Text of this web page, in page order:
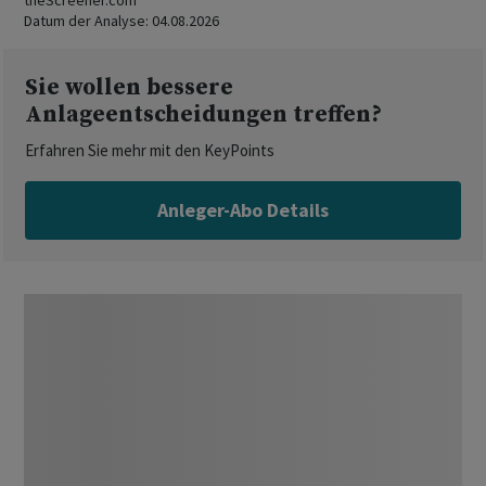
Datum der Analyse: 04.08.2026
Sie wollen bessere
Anlageentscheidungen treffen?
Erfahren Sie mehr mit den KeyPoints
Anleger-Abo Details